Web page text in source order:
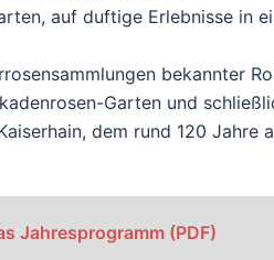
auf duftige Erlebnisse in
bekannter
Garten und
dem rund 120 Jahre
Jahresprogramm (PDF)